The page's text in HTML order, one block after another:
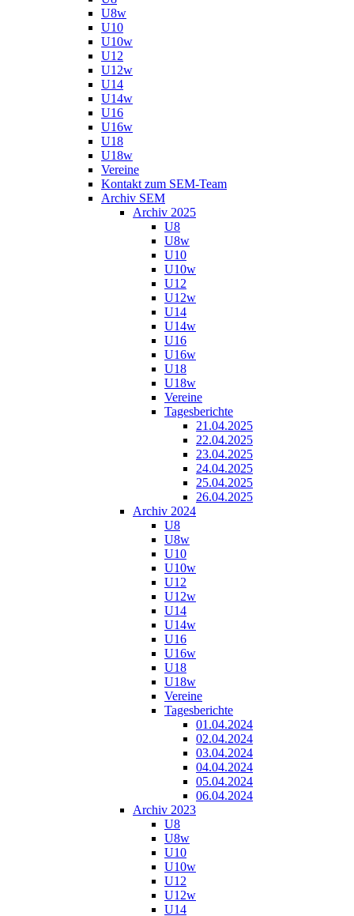
U8w
U10
U10w
U12
U12w
U14
U14w
U16
U16w
U18
U18w
Vereine
Kontakt zum SEM-Team
Archiv SEM
Archiv 2025
U8
U8w
U10
U10w
U12
U12w
U14
U14w
U16
U16w
U18
U18w
Vereine
Tagesberichte
21.04.2025
22.04.2025
23.04.2025
24.04.2025
25.04.2025
26.04.2025
Archiv 2024
U8
U8w
U10
U10w
U12
U12w
U14
U14w
U16
U16w
U18
U18w
Vereine
Tagesberichte
01.04.2024
02.04.2024
03.04.2024
04.04.2024
05.04.2024
06.04.2024
Archiv 2023
U8
U8w
U10
U10w
U12
U12w
U14